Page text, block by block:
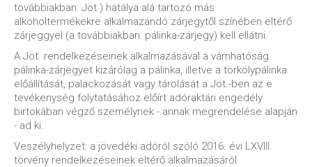
továbbiakban: Jöt.) hatálya alá tartozó más
alkoholtermékekre alkalmazandó zárjegytől színében eltérő
zárjeggyel (a továbbiakban: pálinka-zárjegy) kell ellátni.
A Jöt. rendelkezéseinek alkalmazásával a vámhatóság
pálinka-zárjegyet kizárólag a pálinka, illetve a törkölypálinka
előállítását, palackozását vagy tárolását a Jöt.-ben az e
tevékenység folytatásához előírt adóraktári engedély
birtokában végző személynek - annak megrendelése alapján
- ad ki.
Veszélyhelyzet: a jövedéki adóról szóló 2016. évi LXVIII.
törvény rendelkezéseinek eltérő alkalmazásáról